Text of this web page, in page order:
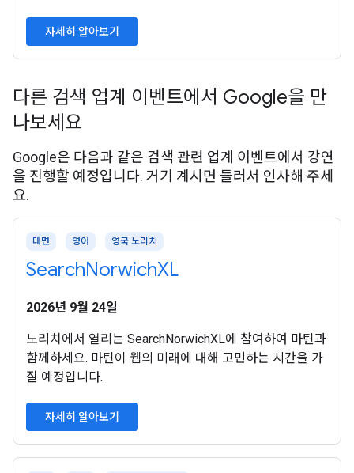
자세히 알아보기
다른 검색 업계 이벤트에서 Google을 만
나보세요
Google은 다음과 같은 검색 관련 업계 이벤트에서 강연
을 진행할 예정입니다. 거기 계시면 들러서 인사해 주세
요.
대면 영어 영국 노리치
SearchNorwichXL
2026년 9월 24일
노리치에서 열리는 SearchNorwichXL에 참여하여 마틴과
함께하세요. 마틴이 웹의 미래에 대해 고민하는 시간을 가
질 예정입니다.
자세히 알아보기